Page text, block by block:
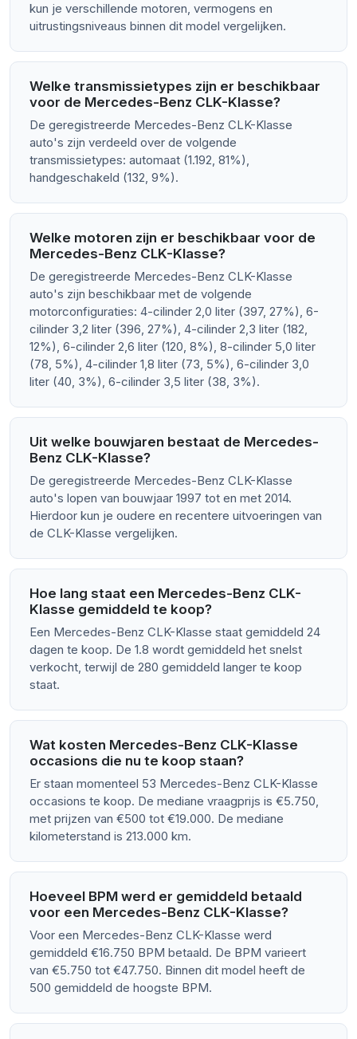
kun je verschillende motoren, vermogens en
uitrustingsniveaus binnen dit model vergelijken.
Welke transmissietypes zijn er beschikbaar
voor de Mercedes-Benz CLK-Klasse?
De geregistreerde Mercedes-Benz CLK-Klasse
auto's zijn verdeeld over de volgende
transmissietypes: automaat (1.192, 81%),
handgeschakeld (132, 9%).
Welke motoren zijn er beschikbaar voor de
Mercedes-Benz CLK-Klasse?
De geregistreerde Mercedes-Benz CLK-Klasse
auto's zijn beschikbaar met de volgende
motorconfiguraties: 4-cilinder 2,0 liter (397, 27%), 6-
cilinder 3,2 liter (396, 27%), 4-cilinder 2,3 liter (182,
12%), 6-cilinder 2,6 liter (120, 8%), 8-cilinder 5,0 liter
(78, 5%), 4-cilinder 1,8 liter (73, 5%), 6-cilinder 3,0
liter (40, 3%), 6-cilinder 3,5 liter (38, 3%).
Uit welke bouwjaren bestaat de Mercedes-
Benz CLK-Klasse?
De geregistreerde Mercedes-Benz CLK-Klasse
auto's lopen van bouwjaar 1997 tot en met 2014.
Hierdoor kun je oudere en recentere uitvoeringen van
de CLK-Klasse vergelijken.
Hoe lang staat een Mercedes-Benz CLK-
Klasse gemiddeld te koop?
Een Mercedes-Benz CLK-Klasse staat gemiddeld 24
dagen te koop. De 1.8 wordt gemiddeld het snelst
verkocht, terwijl de 280 gemiddeld langer te koop
staat.
Wat kosten Mercedes-Benz CLK-Klasse
occasions die nu te koop staan?
Er staan momenteel 53 Mercedes-Benz CLK-Klasse
occasions te koop. De mediane vraagprijs is €5.750,
met prijzen van €500 tot €19.000. De mediane
kilometerstand is 213.000 km.
Hoeveel BPM werd er gemiddeld betaald
voor een Mercedes-Benz CLK-Klasse?
Voor een Mercedes-Benz CLK-Klasse werd
gemiddeld €16.750 BPM betaald. De BPM varieert
van €5.750 tot €47.750. Binnen dit model heeft de
500 gemiddeld de hoogste BPM.